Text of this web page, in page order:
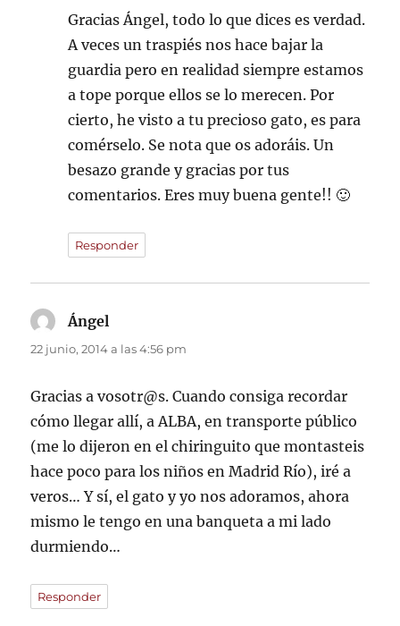
Gracias Ángel, todo lo que dices es verdad.
A veces un traspiés nos hace bajar la
guardia pero en realidad siempre estamos
a tope porque ellos se lo merecen. Por
cierto, he visto a tu precioso gato, es para
comérselo. Se nota que os adoráis. Un
besazo grande y gracias por tus
comentarios. Eres muy buena gente!! 🙂
Responder
Ángel
22 junio, 2014 a las 4:56 pm
Gracias a vosotr@s. Cuando consiga recordar
cómo llegar allí, a ALBA, en transporte público
(me lo dijeron en el chiringuito que montasteis
hace poco para los niños en Madrid Río), iré a
veros… Y sí, el gato y yo nos adoramos, ahora
mismo le tengo en una banqueta a mi lado
durmiendo…
Responder